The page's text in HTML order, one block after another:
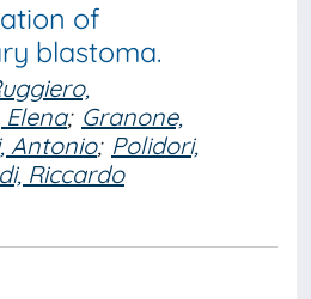
of
blastoma.
Elena; Granone,
Antonio; Polidori,
Riccardo